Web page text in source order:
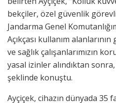
bekçiler, özel güvenlik
Jandarma Genel
Açıkçası kullanım
ve sağlık çalışanlarımızın
yasal izinler alındıktan
şeklinde konuştu.
Ayçiçek, cihazın dünyada 35